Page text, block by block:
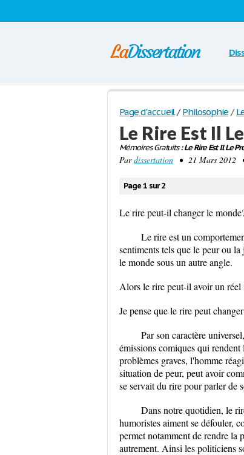
Page d'accueil / Philosophie /
Le Rire Est Il
Mémoires Gratuits: Le Rire Est Il Le
Pardissertation • 21 Mars 2012
Page 1 sur 2
Le rire peut-il changer le
Le rire est un
sentiments tels que le peur ou
le monde sous un autre angle.
Alors le rire peut-il avoir un
Je pense que le rire peut
Par son caractère
émissions comiques qui
problèmes graves, l'homme
situation de peur, peut avoir
se servait du rire pour parler de
Dans notre quotidien, le
humoristes aiment se défouler,
permet notamment de rendre la
autrement. Ainsi les politiciens